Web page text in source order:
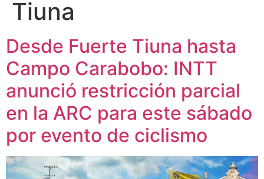
Tiuna
Desde Fuerte Tiuna hasta
Campo Carabobo: INTT
anunció restricción parcial
en la ARC para este sábado
por evento de ciclismo